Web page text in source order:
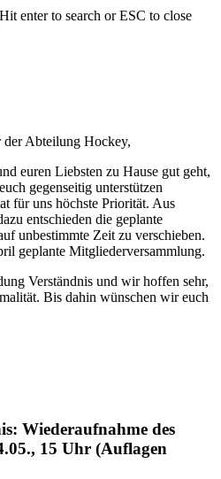
Hit enter to search or ESC to close
Abteilung Hockey,
euren Liebsten zu Hause gut geht,
gegenseitig unterstützen
für uns höchste Priorität. Aus
entschieden die geplante
unbestimmte Zeit zu verschieben.
geplante Mitgliederversammlung.
Verständnis und wir hoffen sehr,
Bis dahin wünschen wir euch
Wiederaufnahme des
15 Uhr (Auflagen